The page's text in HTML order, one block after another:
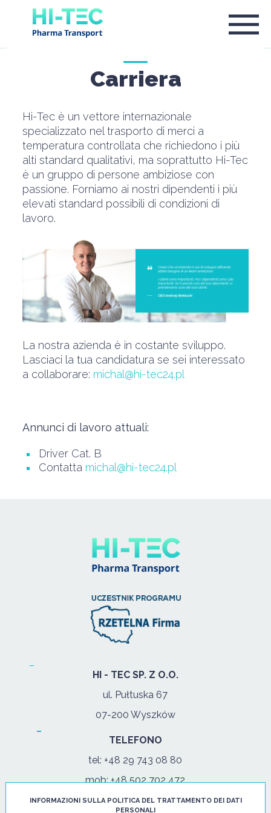
Carriera
Hi-Tec è un vettore internazionale
specializzato nel trasporto di merci a
temperatura controllata che richiedono i più
alti standard qualitativi, ma soprattutto Hi-Tec
è un gruppo di persone ambiziose con
passione. Forniamo ai nostri dipendenti i più
elevati standard possibili di condizioni di
lavoro.
La nostra azienda è in costante sviluppo.
Lasciaci la tua candidatura se sei interessato
a collaborare: michal@hi-tec24.pl
Annunci di lavoro attuali:
Driver Cat. B
Contatta michal@hi-tec24.pl
HI - TEC SP. Z O.O.
ul. Pułtuska 67
07-200 Wyszków
TELEFONO
tel: +48 29 743 08 80
mob:+48 502 702 472
INFORMAZIONI SULLA POLITICA DEL TRATTAMENTO DEI DATI
PERSONALI